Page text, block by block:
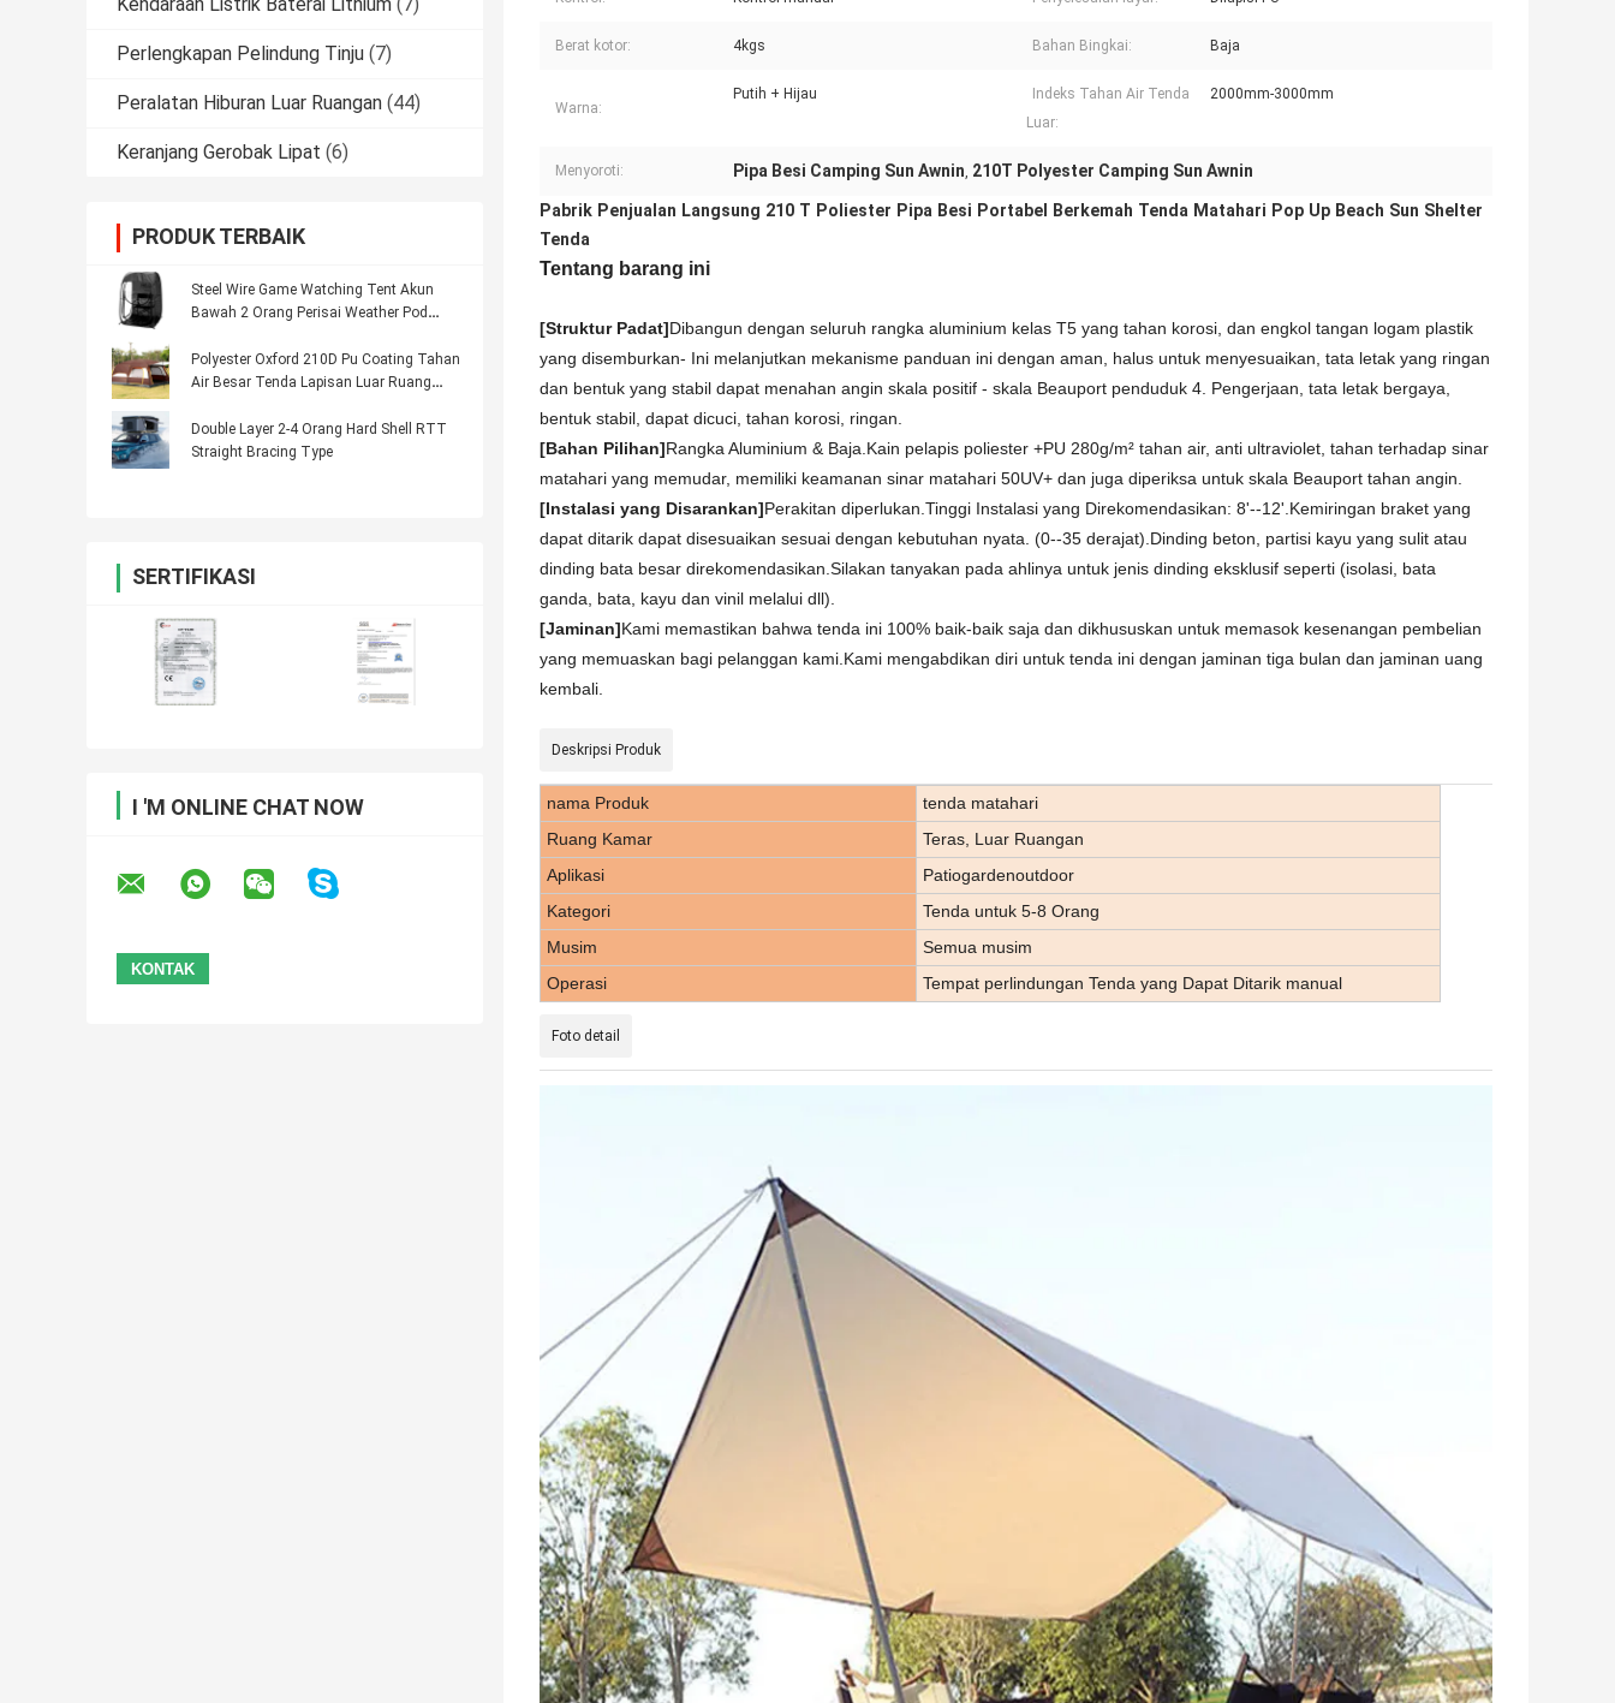
Perlengkapan Pelindung Tinju (7)
Peralatan Hiburan Luar Ruangan (44)
Keranjang Gerobak Lipat (6)
PRODUK TERBAIK
Steel Wire Game Watching Tent Akun
Bawah 2 Orang Perisai Weather Pod
Polyester Oxford 210D Pu Coating Tahan
Air Besar Tenda Lapisan Luar Ruang
Double Layer 2-4 Orang Hard Shell RTT
Straight Bracing Type
SERTIFIKASI
I 'M ONLINE CHAT NOW
Berat kotor: 4kgs Bahan Bingkai: Baja
Warna:
Putih + Hijau
Indeks Tahan Air Tenda
Luar:
2000mm-3000mm
Menyoroti: Pipa Besi Camping Sun Awnin, 210T Polyester Camping Sun Awnin
Pabrik Penjualan Langsung 210 T Poliester Pipa Besi Portabel Berkemah Tenda Matahari Pop Up Beach Sun Shelter
Tenda
Tentang barang ini
[Struktur Padat]Dibangun dengan seluruh rangka aluminium kelas T5 yang tahan korosi, dan engkol tangan logam plastik
yang disemburkan- Ini melanjutkan mekanisme panduan ini dengan aman, halus untuk menyesuaikan, tata letak yang ringan
dan bentuk yang stabil dapat menahan angin skala positif - skala Beauport penduduk 4. Pengerjaan, tata letak bergaya,
bentuk stabil, dapat dicuci, tahan korosi, ringan.
[Bahan Pilihan]Rangka Aluminium & Baja.Kain pelapis poliester +PU 280g/m² tahan air, anti ultraviolet, tahan terhadap sinar
matahari yang memudar, memiliki keamanan sinar matahari 50UV+ dan juga diperiksa untuk skala Beauport tahan angin.
[Instalasi yang Disarankan]Perakitan diperlukan.Tinggi Instalasi yang Direkomendasikan: 8'--12'.Kemiringan braket yang
dapat ditarik dapat disesuaikan sesuai dengan kebutuhan nyata. (0--35 derajat).Dinding beton, partisi kayu yang sulit atau
dinding bata besar direkomendasikan.Silakan tanyakan pada ahlinya untuk jenis dinding eksklusif seperti (isolasi, bata
ganda, bata, kayu dan vinil melalui dll).
[Jaminan]Kami memastikan bahwa tenda ini 100% baik-baik saja dan dikhususkan untuk memasok kesenangan pembelian
yang memuaskan bagi pelanggan kami.Kami mengabdikan diri untuk tenda ini dengan jaminan tiga bulan dan jaminan uang
kembali.
Deskripsi Produk
nama Produk
tenda matahari
Ruang Kamar
Teras, Luar Ruangan
Aplikasi
Patiogardenoutdoor
Kategori
Tenda untuk 5-8 Orang
Musim
Semua musim
Operasi
Tempat perlindungan Tenda yang Dapat Ditarik manual
Foto detail